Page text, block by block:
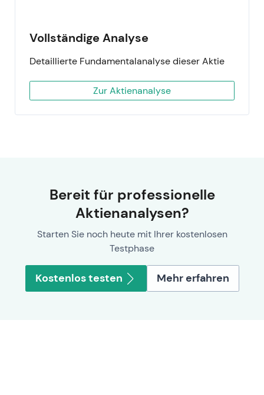
Vollständige Analyse
Detaillierte Fundamentalanalyse dieser Aktie
Zur Aktienanalyse
Bereit für professionelle
Aktienanalysen?
Starten Sie noch heute mit Ihrer kostenlosen
Testphase
Kostenlos testen Mehr erfahren